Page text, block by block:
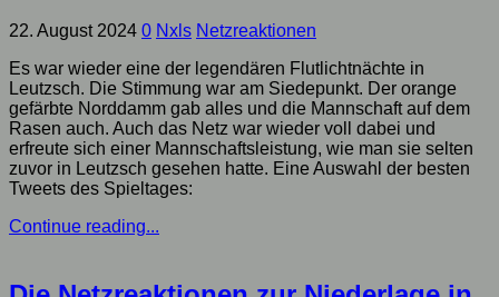
22. August 2024 0 Nxls Netzreaktionen
Es war wieder eine der legendären Flutlichtnächte in
Leutzsch. Die Stimmung war am Siedepunkt. Der orange
gefärbte Norddamm gab alles und die Mannschaft auf dem
Rasen auch. Auch das Netz war wieder voll dabei und
erfreute sich einer Mannschaftsleistung, wie man sie selten
zuvor in Leutzsch gesehen hatte. Eine Auswahl der besten
Tweets des Spieltages:
Continue reading...